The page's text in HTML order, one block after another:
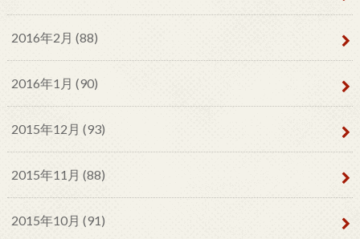
2016年2月 (88)
2016年1月 (90)
2015年12月 (93)
2015年11月 (88)
2015年10月 (91)